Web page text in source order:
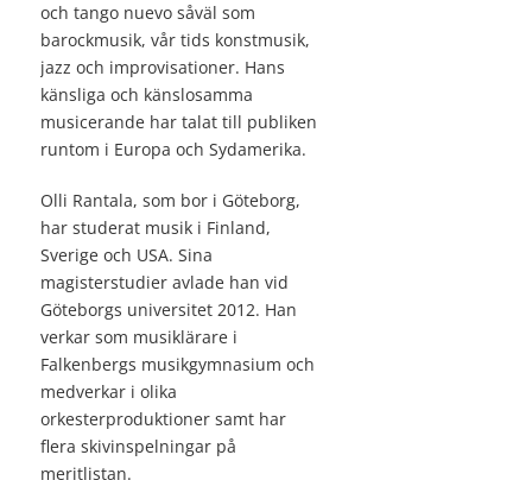
och tango nuevo såväl som
barockmusik, vår tids konstmusik,
jazz och improvisationer. Hans
känsliga och känslosamma
musicerande har talat till publiken
runtom i Europa och Sydamerika.
Olli Rantala, som bor i Göteborg,
har studerat musik i Finland,
Sverige och USA. Sina
magisterstudier avlade han vid
Göteborgs universitet 2012. Han
verkar som musiklärare i
Falkenbergs musikgymnasium och
medverkar i olika
orkesterproduktioner samt har
flera skivinspelningar på
meritlistan.